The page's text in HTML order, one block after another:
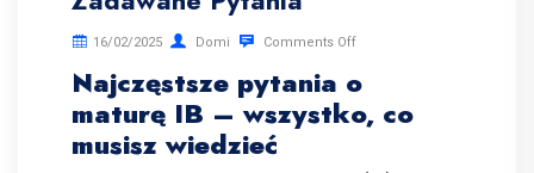
16/02/2025 Domi Comments Off
Najczęstsze pytania o
maturę IB – wszystko, co
musisz wiedzieć